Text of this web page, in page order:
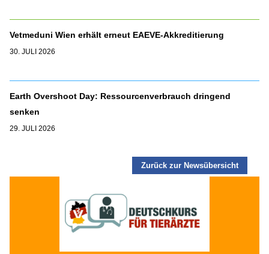
Vetmeduni Wien erhält erneut EAEVE-Akkreditierung
30. JULI 2026
Earth Overshoot Day: Ressourcenverbrauch dringend
senken
29. JULI 2026
Zurück zur Newsübersicht